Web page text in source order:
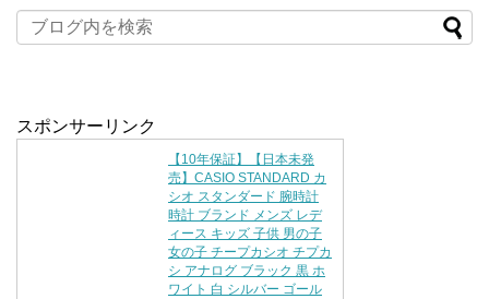
スポンサーリンク
【10年保証】【日本未発
売】CASIO STANDARD カ
シオ スタンダード 腕時計
時計 ブランド メンズ レデ
ィース キッズ 子供 男の子
女の子 チープカシオ チプカ
シ アナログ ブラック 黒 ホ
ワイト 白 シルバー ゴール